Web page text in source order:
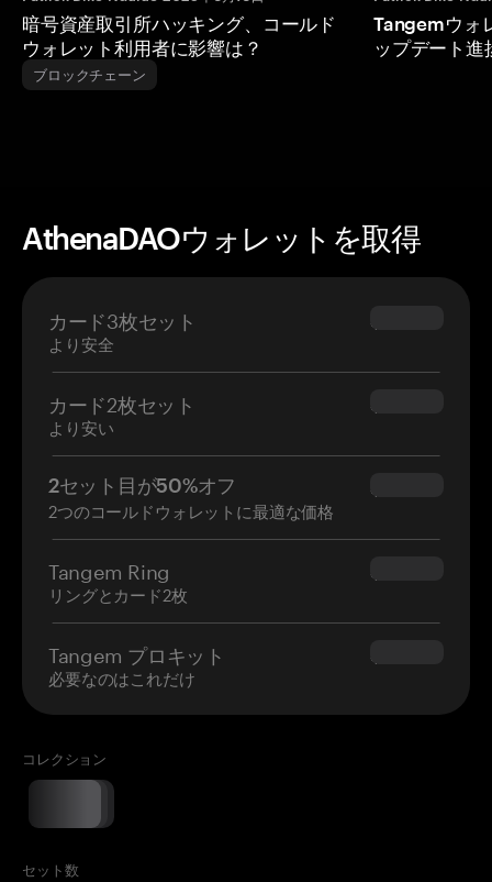
暗号資産取引所ハッキング、コールド
ウォレット利用者に影響は？
ブロックチェーン
Tangemウォ
ップデート進
AthenaDAOウォレットを取得
カード3枚セット
より安全
$69.90
カード2枚セット
より安い
$54.90
2セット目が50%オフ
2つのコールドウォレットに最適な価格
$34.95
Tangem Ring
リングとカード2枚
$160.00
Tangem プロキット
必要なのはこれだけ
$180.00
コレクション
セット数